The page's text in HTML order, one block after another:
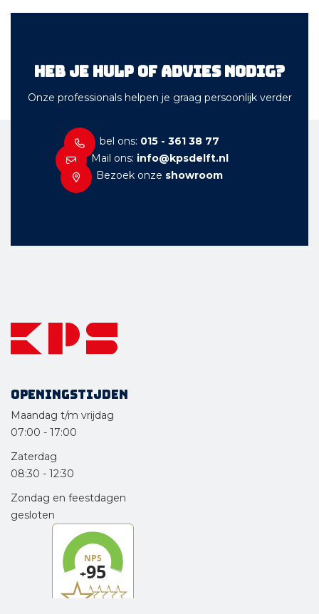
Heb je hulp of advies nodig?
Onze professionals helpen je graag persoonlijk verder
bel ons: 015 - 361 38 77
Mail ons: info@kpsdelft.nl
Bezoek onze showroom
Openingstijden
Maandag t/m vrijdag
07:00 - 17:00
Zaterdag
08:30 - 12:30
Zondag en feestdagen
gesloten